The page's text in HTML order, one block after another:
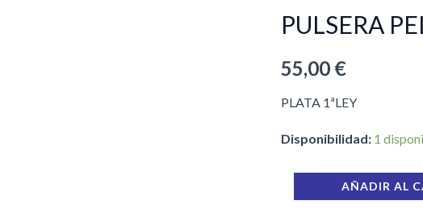
PULSERA
55,00 €
PLATA 1ªLEY
Disponibilidad: 1
cantidad
AÑADIR AL